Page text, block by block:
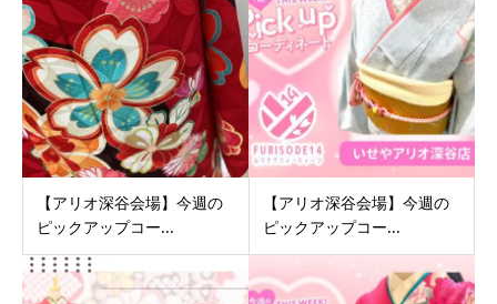
【アリオ深谷会場】今週の
ピックアップコー...
【アリオ深谷会場】今週の
ピックアップコー...